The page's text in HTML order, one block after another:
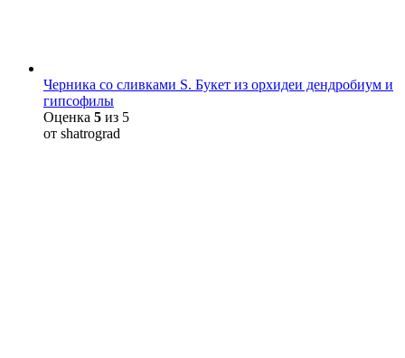
Черника со сливками S. Букет из орхидеи дендробиум и
гипсофилы
Оценка 5 из 5
от shatrograd